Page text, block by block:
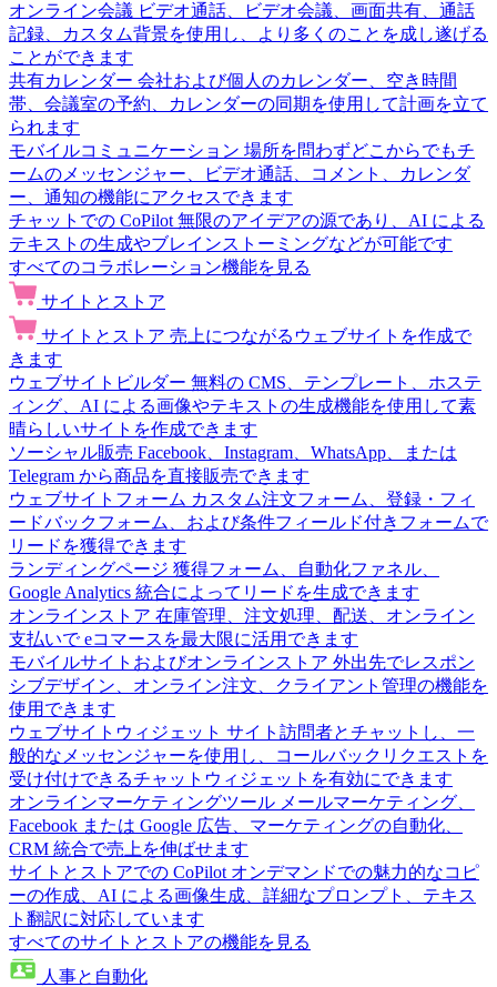
オンライン会議 ビデオ通話、ビデオ会議、画面共有、通話
記録、カスタム背景を使用し、より多くのことを成し遂げる
ことができます
共有カレンダー 会社および個人のカレンダー、空き時間
帯、会議室の予約、カレンダーの同期を使用して計画を立て
られます
モバイルコミュニケーション 場所を問わずどこからでもチ
ームのメッセンジャー、ビデオ通話、コメント、カレンダ
ー、通知の機能にアクセスできます
チャットでの CoPilot 無限のアイデアの源であり、AI による
テキストの生成やブレインストーミングなどが可能です
すべてのコラボレーション機能を見る
サイトとストア
サイトとストア 売上につながるウェブサイトを作成で
きます
ウェブサイトビルダー 無料の CMS、テンプレート、ホステ
ィング、AI による画像やテキストの生成機能を使用して素
晴らしいサイトを作成できます
ソーシャル販売 Facebook、Instagram、WhatsApp、または
Telegram から商品を直接販売できます
ウェブサイトフォーム カスタム注文フォーム、登録・フィ
ードバックフォーム、および条件フィールド付きフォームで
リードを獲得できます
ランディングページ 獲得フォーム、自動化ファネル、
Google Analytics 統合によってリードを生成できます
オンラインストア 在庫管理、注文処理、配送、オンライン
支払いで eコマースを最大限に活用できます
モバイルサイトおよびオンラインストア 外出先でレスポン
シブデザイン、オンライン注文、クライアント管理の機能を
使用できます
ウェブサイトウィジェット サイト訪問者とチャットし、一
般的なメッセンジャーを使用し、コールバックリクエストを
受け付けできるチャットウィジェットを有効にできます
オンラインマーケティングツール メールマーケティング、
Facebook または Google 広告、マーケティングの自動化、
CRM 統合で売上を伸ばせます
サイトとストアでの CoPilot オンデマンドでの魅力的なコピ
ーの作成、AI による画像生成、詳細なプロンプト、テキス
ト翻訳に対応しています
すべてのサイトとストアの機能を見る
人事と自動化